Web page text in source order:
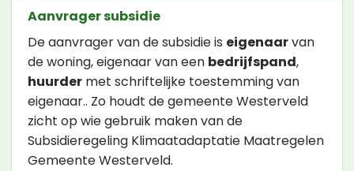
Aanvrager subsidie
De aanvrager van de subsidie is eigenaarvan
de woning, eigenaar van een bedrijfspand,
huurder met schriftelijke toestemming van
eigenaar.. Zo houdt de gemeente Westerveld
zicht op wie gebruik maken van de
Subsidieregeling Klimaatadaptatie Maatregelen
Gemeente Westerveld.